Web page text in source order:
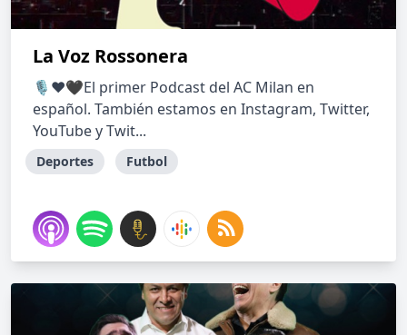
La Voz Rossonera
🎙❤️🖤El primer Podcast del AC Milan en
español. También estamos en Instagram, Twitter,
YouTube y Twit...
Deportes Futbol